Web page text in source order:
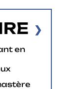
en